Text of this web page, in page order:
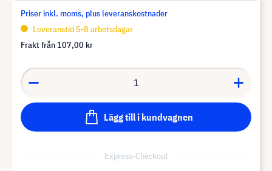
Priser inkl. moms, plus leveranskostnader
Leveranstid 5-8 arbetsdagar
Frakt från 107,00 kr
Lägg till i kundvagnen
Express-Checkout